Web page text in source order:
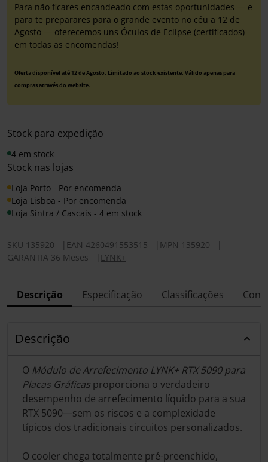
Para não ficares encandeado com estas oportunidades — e
para te preparares para o grande evento no céu a 12 de
Agosto — oferecemos uns Óculos de Eclipse (certificados)
em todas as encomendas!
Oferta disponível até 12 de Agosto. Limitado ao stock existente. Válido apenas para
compras através do website.
Stock para expedição
4 em stock
Stock nas lojas
Loja Porto - Por encomenda
Loja Lisboa - Por encomenda
Loja Sintra / Cascais - 4 em stock
SKU 135920 EAN 4260491553515 MPN 135920
GARANTIA 36 Meses
LYNK+
Descrição Especificação Classificações
Descrição
O Módulo de Arrefecimento LYNK+ RTX 5090 para
Placas Gráficas proporciona o verdadeiro
desempenho de arrefecimento líquido para a sua
RTX 5090—sem os riscos e a complexidade
típicos dos tradicionais circuitos personalizados.
O cooler chega totalmente pré-preenchido,